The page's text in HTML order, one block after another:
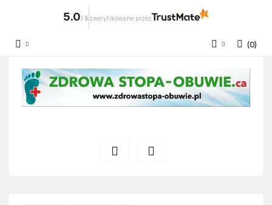
5.0/ 5 zweryfikowane przez
Zarejestruj się
Dodaj zgłoszenie
(0)